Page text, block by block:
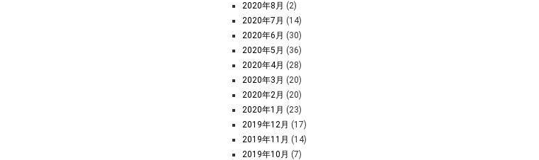
2020年8月 (2)
2020年7月 (14)
2020年6月 (30)
2020年5月 (36)
2020年4月 (28)
2020年3月 (20)
2020年2月 (20)
2020年1月 (23)
2019年12月 (17)
2019年11月 (14)
2019年10月 (7)